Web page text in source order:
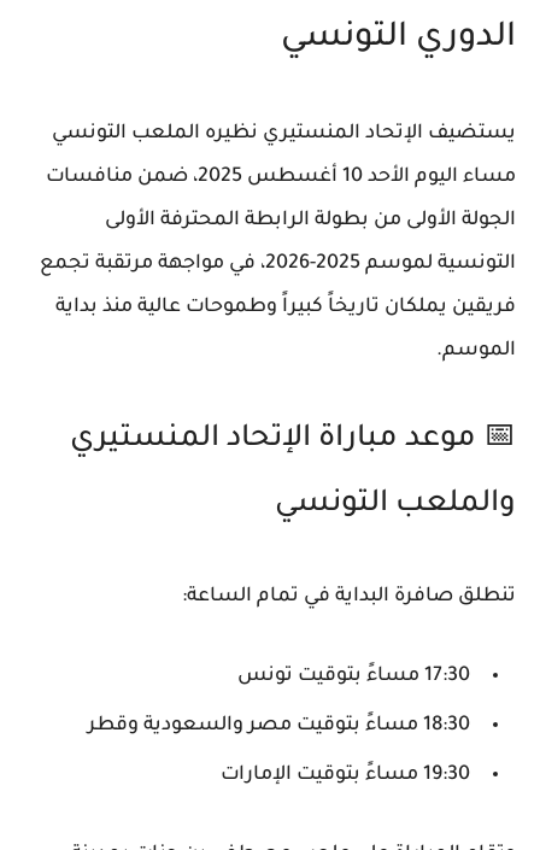
الدوري التونسي
يستضيف الإتحاد المنستيري نظيره الملعب التونسي
مساء اليوم الأحد 10 أغسطس 2025، ضمن منافسات
الجولة الأولى من بطولة الرابطة المحترفة الأولى
التونسية
لموسم 2025-2026، في مواجهة مرتقبة تجمع
فريقين يملكان تاريخاً كبيراً وطموحات عالية منذ بداية
الموسم.
📅 موعد مباراة الإتحاد المنستيري
والملعب التونسي
تنطلق صافرة البداية في تمام الساعة:
17:30 مساءً بتوقيت تونس
18:30 مساءً بتوقيت مصر والسعودية وقطر
19:30 مساءً بتوقيت الإمارات